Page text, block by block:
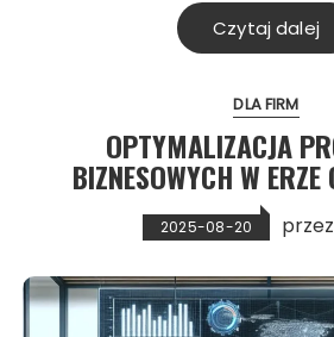
Czytaj dalej
DLA FIRM
OPTYMALIZACJA
BIZNESOWYCH W ERZE
2025-08-20 przez